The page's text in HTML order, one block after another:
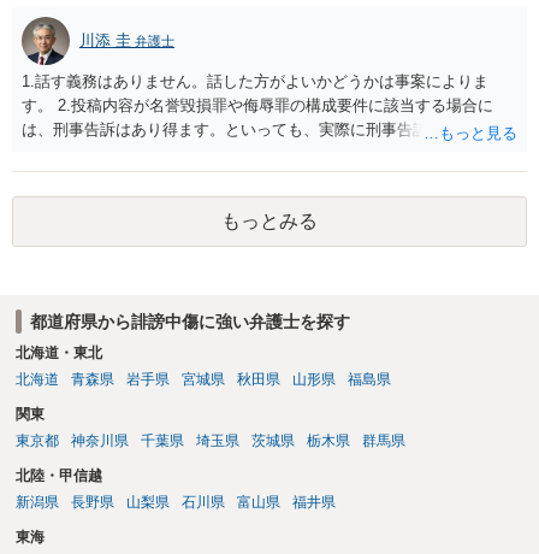
川添 圭 弁護士
1.話す義務はありません。話した方がよいかどうかは事案によりま
す。 2.投稿内容が名誉毀損罪や侮辱罪の構成要件に該当する場合に
は、刑事告訴はあり得ます。といっても、実際に刑事告訴に動くかど
です。Googleは電話番号の開示請求もできることが多いので、少しで
も特定可能になるよう、複数ルートで開示請求が行われることが多い
です。さらにいえば、利用者からの口コミ投稿の場合、開示請求者は
ある程度対象者を特定できている（ただし証拠による裏付けか必要な
もっとみる
都道府県から誹謗中傷に強い弁護士を探す
北海道・東北
北海道
青森県 岩手県 宮城県 秋田県 山形県 福島県
関東
東京都
神奈川県 千葉県 埼玉県 茨城県 栃木県 群馬県
北陸・甲信越
新潟県
長野県 山梨県 石川県 富山県 福井県
東海